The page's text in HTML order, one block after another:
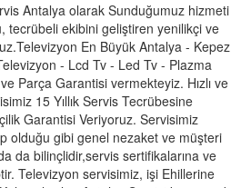
Antalya olarak Sunduğumuz hizmeti
tecrübeli ekibini geliştiren yenilikçi ve
En Büyük Antalya - Kepez
- Lcd Tv - Led Tv - Plazma
Parça Garantisi vermekteyiz. Hızlı ve
15 Yıllık Servis Tecrübesine
Garantisi Veriyoruz. Servisimiz
olduğu gibi genel nezaket ve müşteri
da bilinçlidir,servis sertifikalarına ve
Televizyon servisimiz, işi Ehillerine